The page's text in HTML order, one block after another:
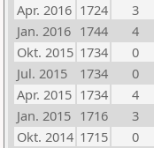
Apr. 2016 1724 3
Jan. 2016 1744 4
Okt. 2015 1734 0
Jul. 2015
1734 0
Apr. 2015 1734 4
Jan. 2015 1716 3
Okt. 2014 1715 0